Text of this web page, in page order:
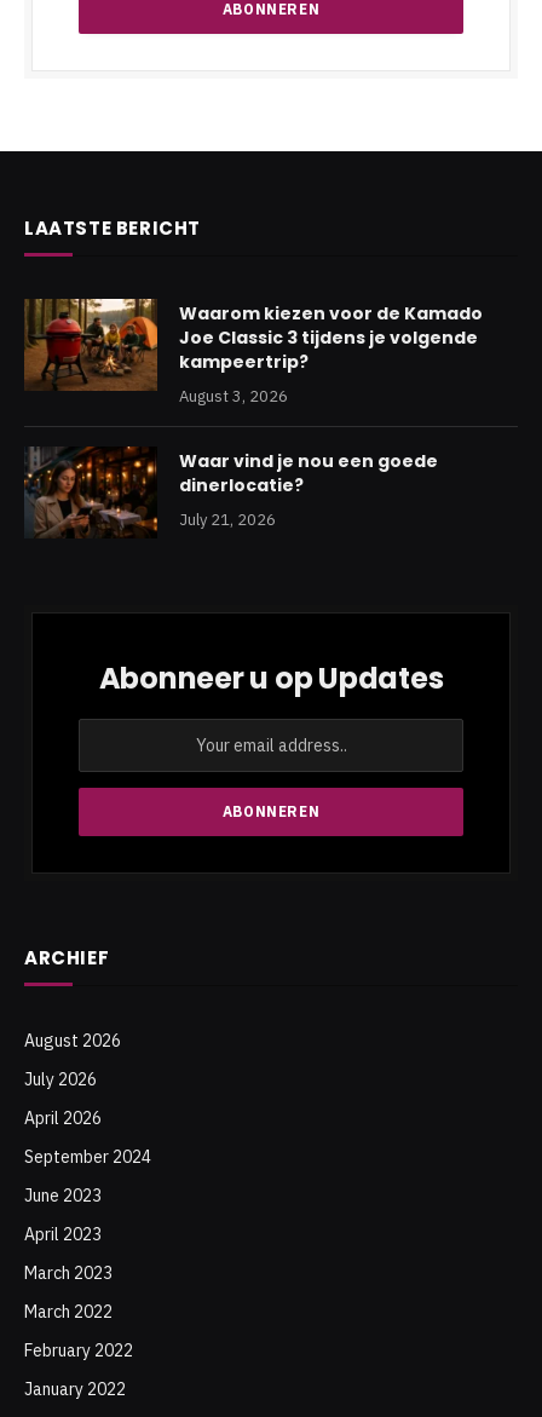
LAATSTE BERICHT
Waarom kiezen voor de Kamado
Joe Classic 3 tijdens je volgende
kampeertrip?
August 3, 2026
Waar vind je nou een goede
dinerlocatie?
July 21, 2026
Abonneer u op Updates
ARCHIEF
August 2026
July 2026
April 2026
September 2024
June 2023
April 2023
March 2023
March 2022
February 2022
January 2022